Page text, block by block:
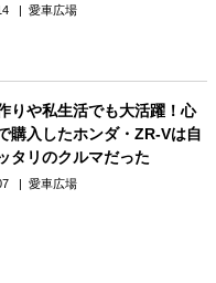
愛車広場
りや私生活でも大活躍！心
購入したホンダ・ZR-Vは自
タリのクルマだった
愛車広場